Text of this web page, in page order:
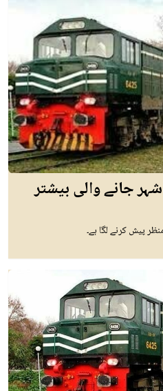
جانے والی بیشتر
پیش کرنے لگا ہے۔